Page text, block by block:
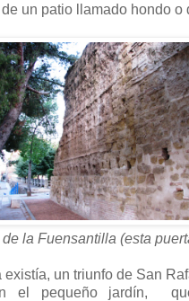
un patio llamado hondo o
la Fuensantilla (esta
existía, un triunfo de San
el pequeño jardín,